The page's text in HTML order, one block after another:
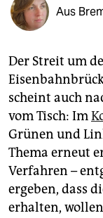
shop
fragen & hilfe
unterstützen
abo
genossenschaft
epaper login
Aus
Der Streit um
scheint auch
vom Tisch: Im
Grünen und
Thema erneut
Verfahren –
ergeben, dass
erhalten,